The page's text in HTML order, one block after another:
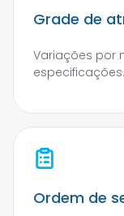
Grade de
Variações por
especificações.
Ordem de